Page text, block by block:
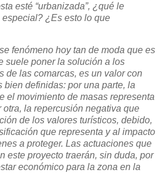
esté “urbanizada”, ¿qué le
¿Es esto lo que
fenómeno hoy tan de moda que es
suele poner la solución a los
de las comarcas, es un valor con
bien definidas: por una parte, la
el movimiento de masas representa
otra, la repercusión negativa que
de los valores turísticos, debido,
que representa y al impacto
a proteger. Las actuaciones que
este proyecto traerán, sin duda, por
económico para la zona en la